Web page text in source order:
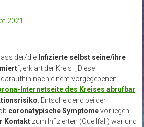
der/die Infizierte selbst seine/ihre
“, erklärt der Kreis. „Diese
nach einem vorgegebenen
Internetseite des Kreises abrufbar
. Entscheidend bei der
coronatypische Symptomevorliegen,
Kontaktzum Infizierten (Quellfall) war und